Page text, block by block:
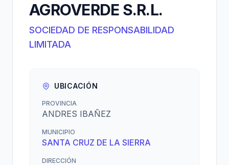
AGROVERDE S.R.L.
SOCIEDAD DE RESPONSABILIDAD
LIMITADA
UBICACIÓN
PROVINCIA
ANDRES IBAÑEZ
MUNICIPIO
SANTA CRUZ DE LA SIERRA
DIRECCIÓN